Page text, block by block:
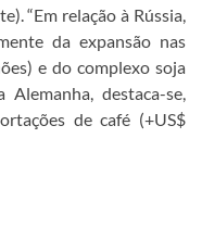
“Em relação à Rússia,
da expansão nas
e do complexo soja
destaca-se,
de café (+US$